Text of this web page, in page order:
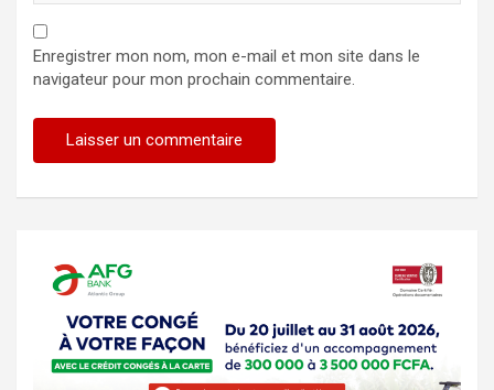
Enregistrer mon nom, mon e-mail et mon site dans le
navigateur pour mon prochain commentaire.